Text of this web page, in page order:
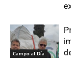
Campo al Día